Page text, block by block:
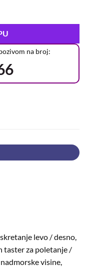
na broj:
levo / desno,
taster za poletanje /
visine,